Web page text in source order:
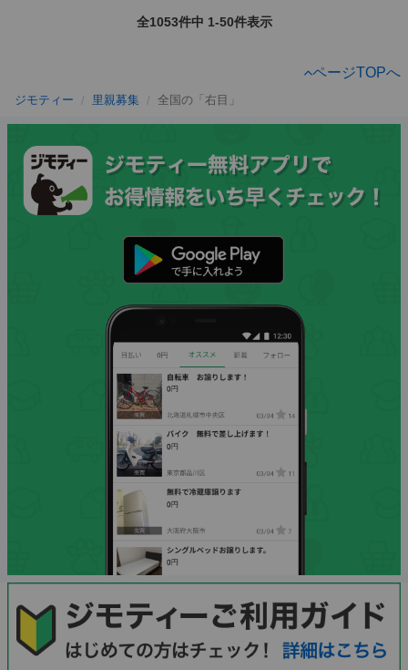
全1053件中 1-50件表示
ページTOPへ
ジモティー 里親募集 全国の「右目」